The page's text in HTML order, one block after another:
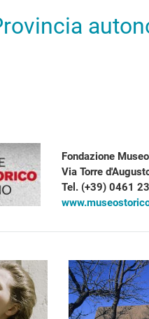
Fondazione
Via Torre
Tel. (+39) 0461